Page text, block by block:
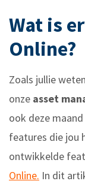
Wat is
Online?
Zoals jullie
onze asset
ook deze
features die jou
ontwikkelde
Online. In dit